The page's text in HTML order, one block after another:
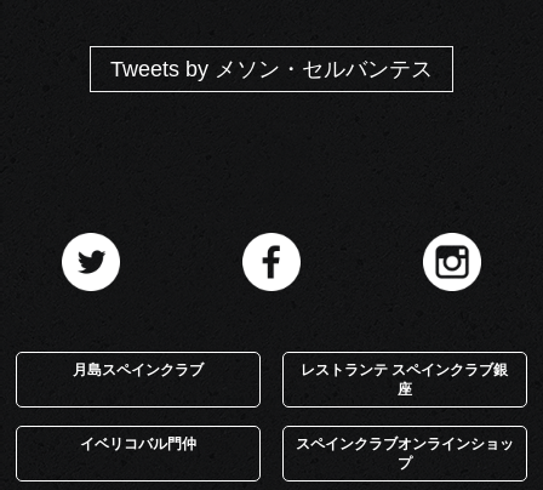
Tweets by メソン・セルバンテス
月島スペインクラブ
レストランテ スペインクラブ銀
座
イベリコバル門仲
スペインクラブオンラインショッ
プ